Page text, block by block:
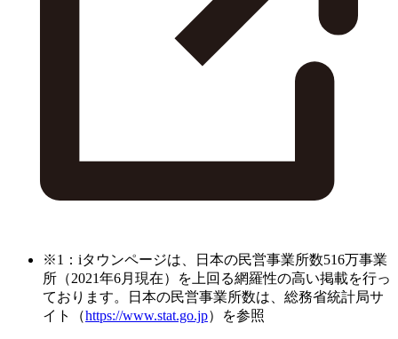
※1：iタウンページは、日本の民営事業所数516万事業
所（2021年6月現在）を上回る網羅性の高い掲載を行っ
ております。日本の民営事業所数は、総務省統計局サ
イト（https://www.stat.go.jp）を参照